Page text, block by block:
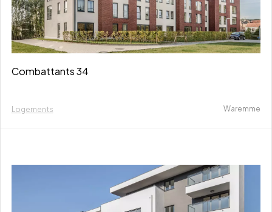
Combattants 34
Logements Waremme